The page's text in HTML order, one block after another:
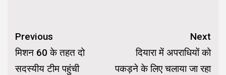
Continue
Reading
Previous
मिशन 60 के तहत दो
सदस्यीय टीम पहुंची
Next
दियारा में अपराधियों को
पकड़ने के लिए चलाया जा रहा